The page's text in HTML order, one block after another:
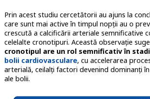
Prin acest studiu cercetătorii au ajuns la
care sunt mai active în timpul nopții au o
crescută a calcificării arteriale semnificative
celelalte cronotipuri. Această observație
cronotipul are un rol semnificativ în
bolii cardiovasculare, cu accelerarea
arterială, ceilalți factori devenind dominanți
ale bolii.